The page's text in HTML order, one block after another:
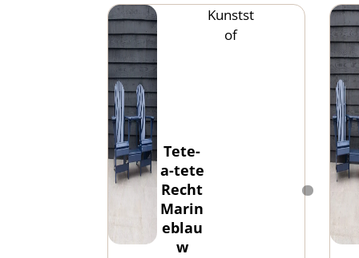
Tete-
a-tete
Recht
Marin
eblau
w
Kunstst
of